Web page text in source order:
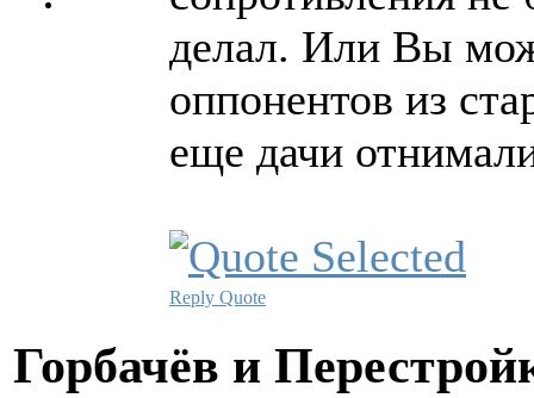
делал. Или Вы
оппонентов из
еще дачи
Reply Quote
Горбачёв и